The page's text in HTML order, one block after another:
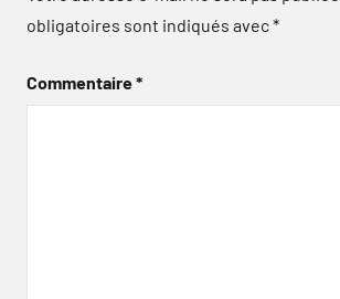
obligatoires sont indiqués avec*
Commentaire*